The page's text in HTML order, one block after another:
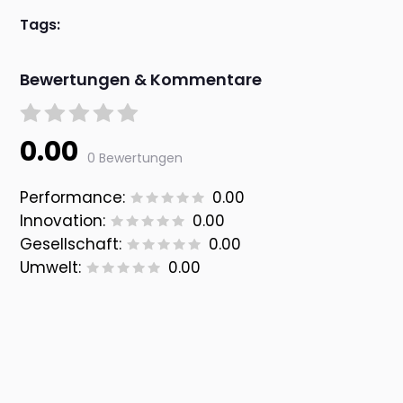
Tags:
Bewertungen & Kommentare
0.00 0 Bewertungen
Performance:
0.00
Innovation:
0.00
Gesellschaft:
0.00
Umwelt:
0.00